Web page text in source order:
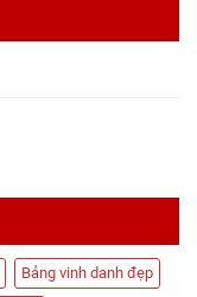
Bảng vinh danh đẹp